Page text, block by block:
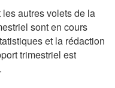
autres volets de la
sont en cours
et la rédaction
trimestriel est